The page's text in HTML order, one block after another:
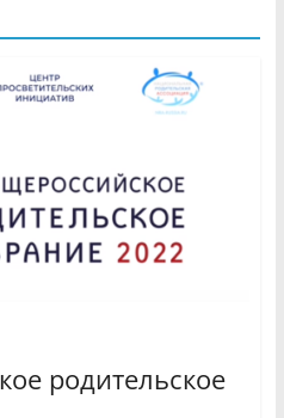
родительское